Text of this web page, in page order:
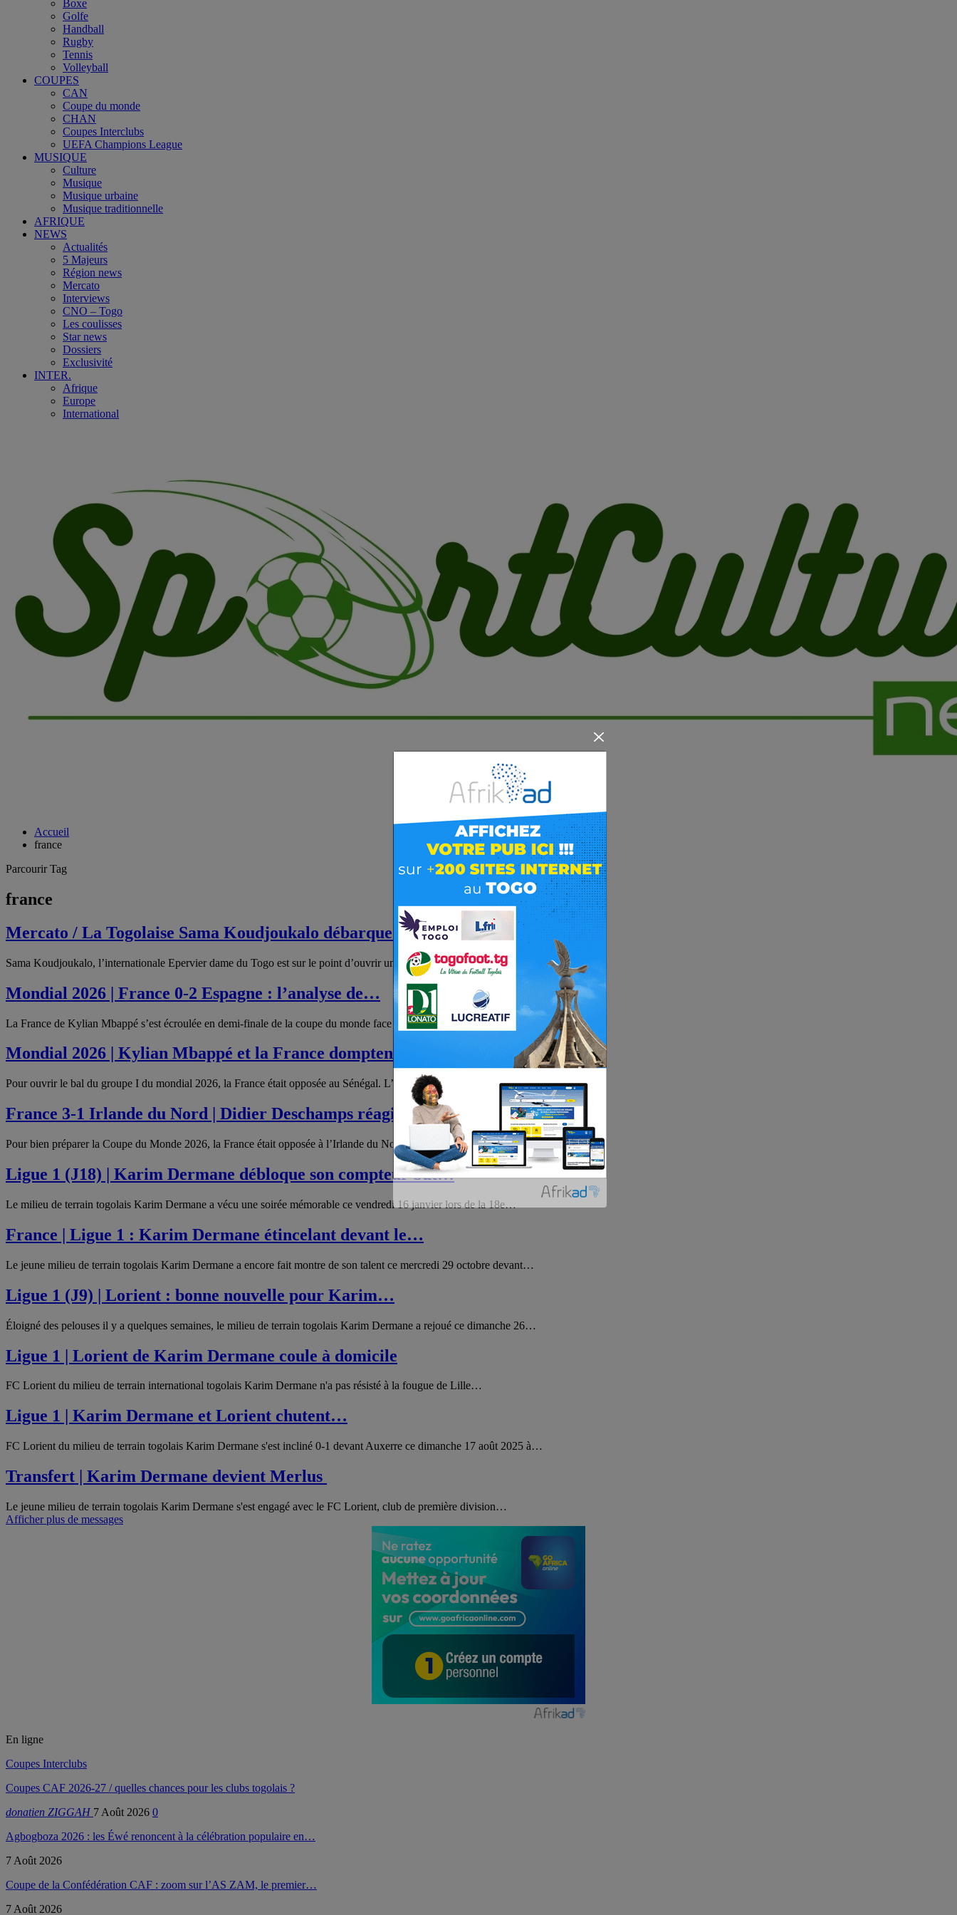
Boxe
Golfe
Handball
Rugby
Tennis
Volleyball
COUPES
CAN
Coupe du monde
CHAN
Coupes Interclubs
UEFA Champions League
MUSIQUE
Culture
Musique
Musique urbaine
Musique traditionnelle
AFRIQUE
NEWS
Actualités
5 Majeurs
Région news
Mercato
Interviews
CNO – Togo
Les coulisses
Star news
Dossiers
Exclusivité
INTER.
Afrique
Europe
International
Accueil
france
Parcourir Tag
france
Mercato / La Togolaise Sama Koudjoukalo débarque au…
Sama Koudjoukalo, l’internationale Epervier dame du Togo est sur le point d’ouvrir un nouveau chapitre de sa…
Mondial 2026 | France 0-2 Espagne : l’analyse de…
La France de Kylian Mbappé s’est écroulée en demi-finale de la coupe du monde face à l’Espagne. À l’issue cette…
Mondial 2026 | Kylian Mbappé et la France domptent le…
Pour ouvrir le bal du groupe I du mondial 2026, la France était opposée au Sénégal. L’enjeu dépassait les 3 points.…
France 3-1 Irlande du Nord | Didier Deschamps réagit au…
Pour bien préparer la Coupe du Monde 2026, la France était opposée à l’Irlande du Nord ce lundi 8 juin 2026. Malgré…
Ligue 1 (J18) | Karim Dermane débloque son compteur but…
Le milieu de terrain togolais Karim Dermane a vécu une soirée mémorable ce vendredi 16 janvier lors de la 18e…
France | Ligue 1 : Karim Dermane étincelant devant le…
Le jeune milieu de terrain togolais Karim Dermane a encore fait montre de son talent ce mercredi 29 octobre devant…
Ligue 1 (J9) | Lorient : bonne nouvelle pour Karim…
Éloigné des pelouses il y a quelques semaines, le milieu de terrain togolais Karim Dermane a rejoué ce dimanche 26…
Ligue 1 | Lorient de Karim Dermane coule à domicile
FC Lorient du milieu de terrain international togolais Karim Dermane n'a pas résisté à la fougue de Lille…
Ligue 1 | Karim Dermane et Lorient chutent…
FC Lorient du milieu de terrain togolais Karim Dermane s'est incliné 0-1 devant Auxerre ce dimanche 17 août 2025 à…
Transfert | Karim Dermane devient Merlus
Le jeune milieu de terrain togolais Karim Dermane s'est engagé avec le FC Lorient, club de première division…
Afficher plus de messages
En ligne
Coupes Interclubs
Coupes CAF 2026-27 / quelles chances pour les clubs togolais ?
donatien ZIGGAH 7 Août 2026 0
Agbogboza 2026 : les Éwé renoncent à la célébration populaire en…
7 Août 2026
Coupe de la Confédération CAF : zoom sur l’AS ZAM, le premier…
7 Août 2026